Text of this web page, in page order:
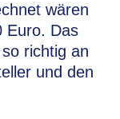
wären
Euro. Das
richtig an
und den